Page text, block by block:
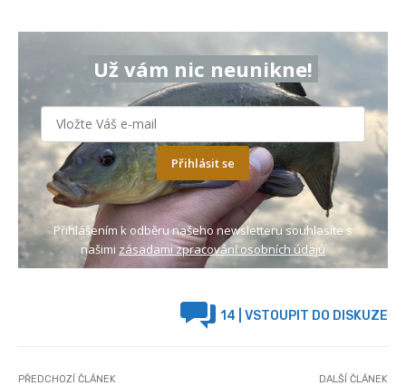
Už vám nic neunikne!
Přihlásit se
Přihlášením k odběru našeho newsletteru souhlasíte s
našimi zásadami zpracování osobních údajů
14 | VSTOUPIT DO DISKUZE
PŘEDCHOZÍ ČLÁNEK DALŠÍ ČLÁNEK